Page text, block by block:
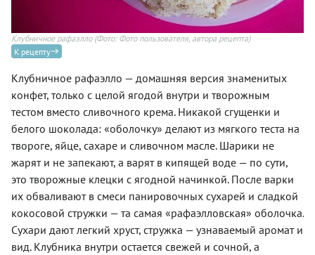
Клубничное рафаэлло(Фото: Фото пользователя, автора рецепта)
К рецепту
Клубничное рафаэлло — домашняя версия знаменитых
конфет, только с целой ягодой внутри и творожным
тестом вместо сливочного крема. Никакой сгущенки и
белого шоколада: «оболочку» делают из мягкого теста на
твороге, яйце, сахаре и сливочном масле. Шарики не
жарят и не запекают, а варят в кипящей воде — по сути,
это творожные клецки с ягодной начинкой. После варки
их обваливают в смеси панировочных сухарей и сладкой
кокосовой стружки — та самая «рафаэлловская» оболочка.
Сухари дают легкий хруст, стружка — узнаваемый аромат и
вид. Клубника внутри остается свежей и сочной, а